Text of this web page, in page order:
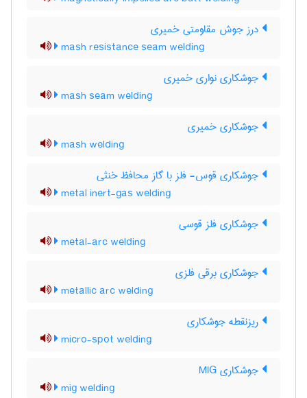
درز جوش مقاومتی خمیری
mash resistance seam welding
جوشکاری نواری خمیری
mash seam welding
جوشکاری خمیری
mash welding
جوشکاری قوس- فلز با گاز محافظ خنثی
metal inert-gas welding
جوشکاری فلز قوسی
metal-arc welding
جوشکاری برقی فلزی
metallic arc welding
ریزنقطه جوشکاری
micro-spot welding
جوشکاری MIG
mig welding